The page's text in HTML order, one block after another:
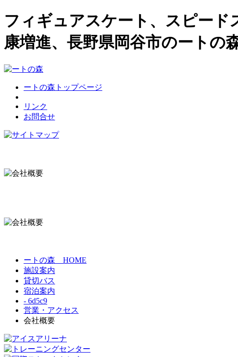
フィギュアスケート、スピー
康増進、長野県岡谷市のートの森
ートの森トップページ
リンク
お問合せ
ートの森 HOME
施設案内
貸切バス
宿泊案内
- 6d5c9
営業・アクセス
会社概要